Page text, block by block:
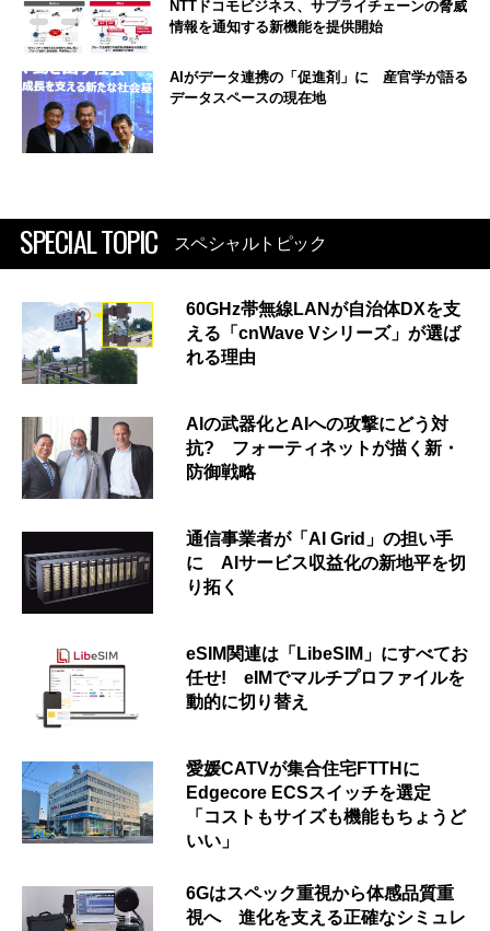
NTTドコモビジネス、サプライチェーンの脅威
情報を通知する新機能を提供開始
AIがデータ連携の「促進剤」に 産官学が語る
データスペースの現在地
SPECIAL TOPIC スペシャルトピック
60GHz帯無線LANが自治体DXを支
える「cnWave Vシリーズ」が選ば
れる理由
AIの武器化とAIへの攻撃にどう対
抗? フォーティネットが描く新・
防御戦略
通信事業者が「AI Grid」の担い手
に AIサービス収益化の新地平を切
り拓く
eSIM関連は「LibeSIM」にすべてお
任せ! eIMでマルチプロファイルを
動的に切り替え
愛媛CATVが集合住宅FTTHに
Edgecore ECSスイッチを選定
「コストもサイズも機能もちょうど
いい」
6Gはスペック重視から体感品質重
視へ 進化を支える正確なシミュレ